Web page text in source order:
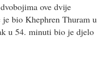
ove dvije
bio Khephren Thuram u
u 54. minuti bio je djelo